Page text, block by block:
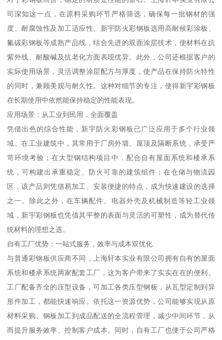
司深知这一点，在原料采购环节严格筛选，确保每一批钢材的强
度、耐腐蚀性及加工适应性。新宇防火彩钢板选用高耐候彩涂板、
氟碳彩钢板等成熟产品线，结合先进的双面涂层技术，使材料在抗
紫外线、耐酸碱及抗老化方面表现优异。此外，公司还根据客户的
实际使用场景，灵活调整涂层配方与厚度，使产品在保持防火特性
的同时，兼顾美观与耐久性。这种对细节的专注，使得新宇彩钢板
在长期使用中依然能保持稳定的性能表现。
应用场景：从工业到民用，全面覆盖
凭借出色的综合性能，新宇防火彩钢板已广泛应用于多个行业领
域。在工业建筑中，其常用于厂房外墙、屋顶及隔断系统，承受严
苛环境考验；在大型钢结构项目中，配合自有屋面系统和楼承系
统，可构建出承重稳定、防火可靠的建筑组件；在仓储与物流园
区，该产品则凭借易加工、安装便捷的特点，成为快速建设的选择
之一。除此之外，在车辆配件、电器外壳及机械制造等轻工业领
域，新宇彩钢板也凭借其平整的表面与灵活的可塑性，成为替代传
统材料的理想之选。
自有工厂优势：一站式服务，效率与成本双优化
与普通彩钢板供应商不同，上海轩本实业有限公司拥有自有的屋面
系统和楼承系统两家配套工厂，这为客户带来了实实在在的便利。
工厂配备齐全的压型设备，可加工各类压型钢板，从瓦型定制到异
形件加工，都能快速响应。依托这一资源优势，公司能够实现从原
材料采购、钢板加工到成品配送的全流程管理，减少中间环节，从
而提升服务效率、控制客户成本。同时，自有工厂也便于公司严格